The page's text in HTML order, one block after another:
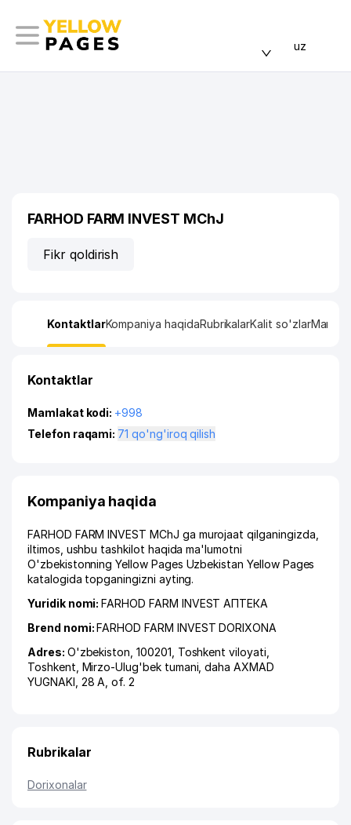
uz
FARHOD FARM INVEST MChJ
Fikr qoldirish
KontaktlarKompaniya haqidaRubrikalarKalit so'zlarManzil
Kontaktlar
Mamlakat kodi: +998
Telefon raqami:
71 qo'ng'iroq qilish
Kompaniya haqida
FARHOD FARM INVEST MChJ ga murojaat qilganingizda,
iltimos, ushbu tashkilot haqida ma'lumotni
O'zbekistonning Yellow Pages Uzbekistan Yellow Pages
katalogida topganingizni ayting.
Yuridik nomi:FARHOD FARM INVEST АПТЕКА
Brend nomi:FARHOD FARM INVEST DORIXONA
Adres: O'zbekiston, 100201, Toshkent viloyati
Toshkent Mirzo-Ulug'bek tumani ,daha AXMAD
YUGNAKI , 28 A, of. 2
Rubrikalar
Dorixonalar